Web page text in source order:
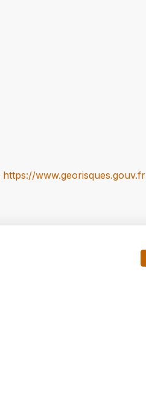
https://www.georisques.gouv.fr